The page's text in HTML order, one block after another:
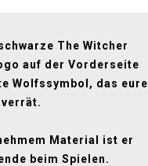
The Witcher
auf der Vorderseite
Wolfssymbol, das eure
Material ist er
beim Spielen.